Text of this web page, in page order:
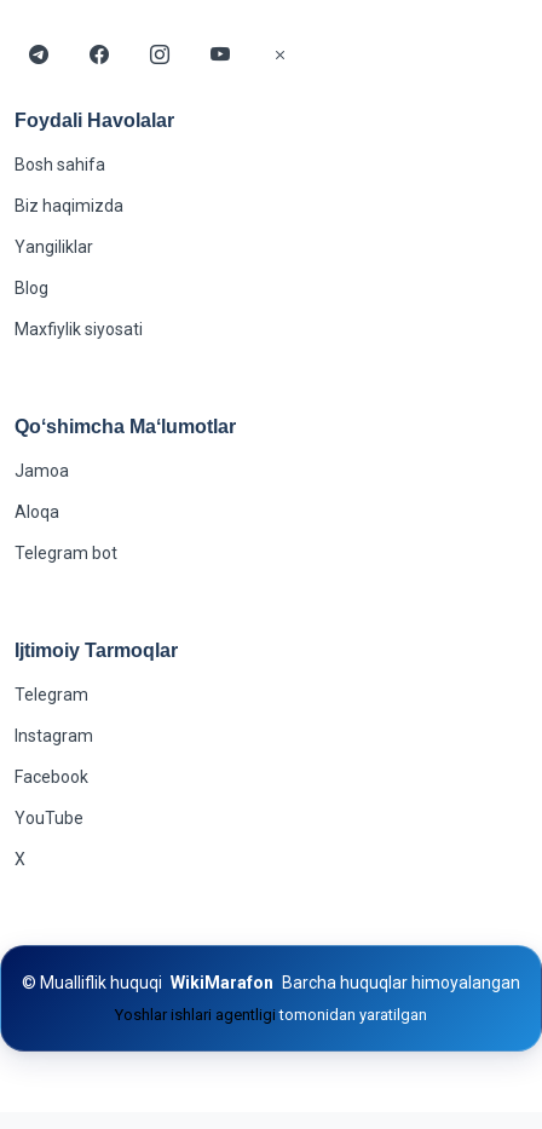
Foydali Havolalar
Bosh sahifa
Biz haqimizda
Yangiliklar
Blog
Maxfiylik siyosati
Qoʻshimcha Maʻlumotlar
Jamoa
Aloqa
Telegram bot
Ijtimoiy Tarmoqlar
Telegram
Instagram
Facebook
YouTube
X
© Mualliflik huquqi WikiMarafon Barcha huquqlar himoyalangan
Yoshlar ishlari agentligitomonidan yaratilgan